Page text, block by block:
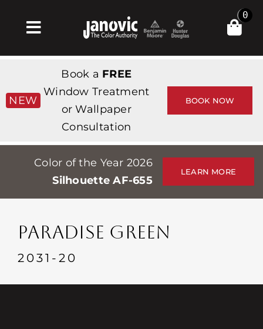
Toggle
Navigation
Products & Services
Магазин
Professionals
Stores
События
Связаться с
0
NEW
Book a FREE
Window Treatment
or Wallpaper
Consultation
BOOK NOW
Color of the Year 2026
Silhouette AF-655
LEARN MORE
PARADISE GREEN
2031-20